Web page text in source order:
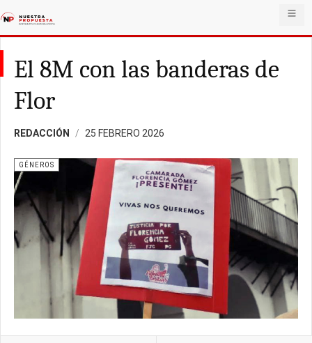
El 8M con las banderas de
Flor
REDACCIÓN 25 FEBRERO 2026
GÉNEROS